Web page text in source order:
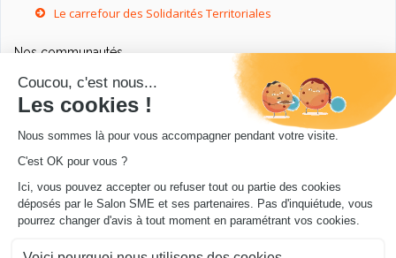
Le carrefour des Solidarités Territoriales
Nos communautés
Ressources utiles
Livres utiles pour les entrepreneurs
Sites utiles pour les entrepreneurs